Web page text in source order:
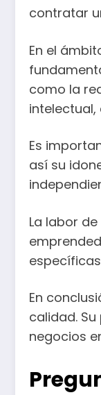
contratar
En el
como la
intelectual,
Es
así su
La labor
En
calidad.
negocios